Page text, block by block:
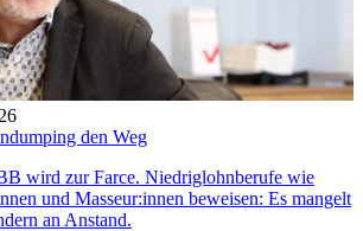
den Weg
wird zur Farce. Niedriglohnberufe wie
und Masseur:innen beweisen: Es mangelt
an Anstand.